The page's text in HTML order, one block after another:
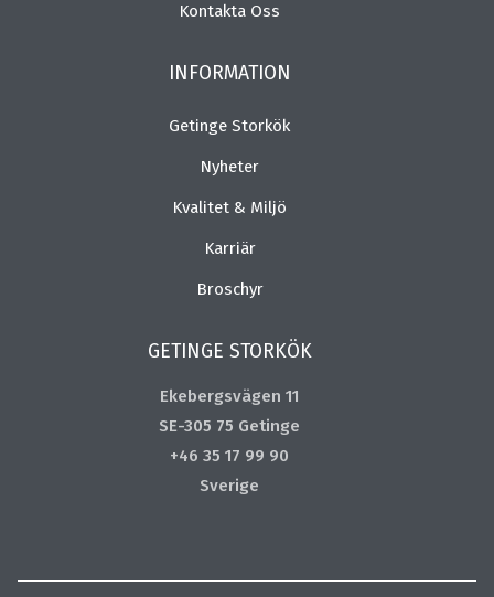
Kontakta Oss
INFORMATION
Getinge Storkök
Nyheter
Kvalitet & Miljö
Karriär
Broschyr
GETINGE STORKÖK
Ekebergsvägen 11
SE-305 75 Getinge
+46 35 17 99 90
Sverige